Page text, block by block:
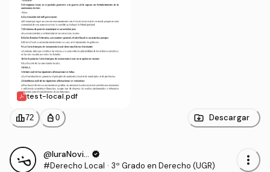
test-local.pdf
leaderboard72 personal_bag 0 Descargar
@IuraNovitCuria1
verified
#Derecho Local · 3º Grado en Derecho (UGR) more_vert